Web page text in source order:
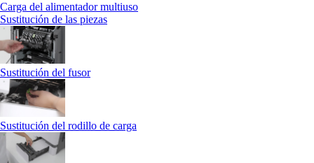
Carga del alimentador multiuso
Sustitución de las piezas
Sustitución del fusor
Sustitución del rodillo de carga